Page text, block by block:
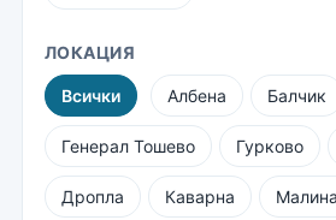
ЛОКАЦИЯ
Всички Албена Балчик
Генерал Тошево Гурково
Дропла Каварна Малина